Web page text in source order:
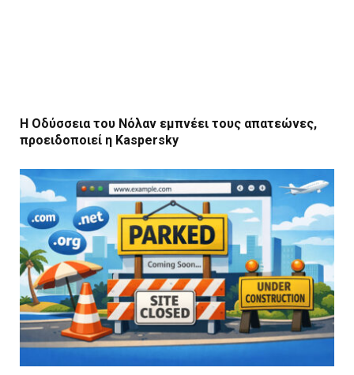
Η Οδύσσεια του Νόλαν εμπνέει τους απατεώνες,
προειδοποιεί η Kaspersky